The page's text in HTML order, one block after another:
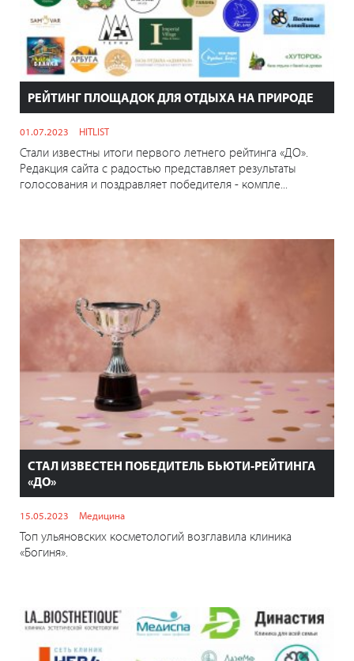
РЕЙТИНГ ПЛОЩАДОК ДЛЯ ОТДЫХА НА ПРИРОДЕ
01.07.2023 HITLIST
Стали известны итоги первого летнего рейтинга «ДО».
Редакция сайта с радостью представляет результаты
голосования и поздравляет победителя - компле...
СТАЛ ИЗВЕСТЕН ПОБЕДИТЕЛЬ БЬЮТИ-РЕЙТИНГА
«ДО»
15.05.2023 Медицина
Топ ульяновских косметологий возглавила клиника
«Богиня».